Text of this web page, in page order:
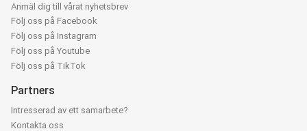
Anmäl dig till vårat nyhetsbrev
Följ oss på Facebook
Följ oss på Instagram
Följ oss på Youtube
Följ oss på TikTok
Partners
Intresserad av ett samarbete?
Kontakta oss